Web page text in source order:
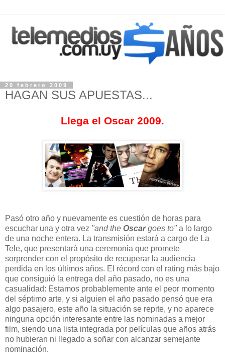
20 febrero 2009
HAGAN SUS APUESTAS...
Llega el Oscar 2009.
Pasó otro año y nuevamente es cuestión de horas para
escuchar una y otra vez "and the Oscargoes to" a lo largo
de una noche entera. La transmisión estará a cargo de La
Tele, que presentará una ceremonia que promete
sorprender con el propósito de recuperar la audiencia
perdida en los últimos años. El récord con el rating más bajo
que consiguió la entrega del año pasado, no es una
casualidad: Estamos probablemente ante el peor momento
del séptimo arte, y si alguien el año pasado pensó que era
algo pasajero, este año la situación se repite, y no aparece
ninguna opción interesante entre las nominadas a mejor
film, siendo una lista integrada por películas que años atrás
no hubieran ni llegado a soñar con alcanzar semejante
nominación.